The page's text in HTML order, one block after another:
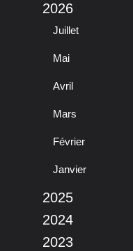
2026
Juillet
Mai
Avril
Mars
Février
Janvier
2025
2024
2023